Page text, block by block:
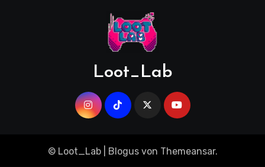
Loot_Lab
© Loot_Lab Blogusvon Themeansar.